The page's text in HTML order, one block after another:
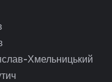
Хмельницький